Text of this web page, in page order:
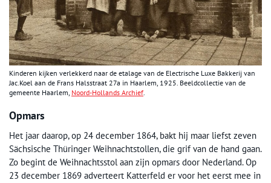
Kinderen kijken verlekkerd naar de etalage van de Electrische Luxe Bakkerij van
Jac.Koel aan de Frans Halsstraat 27a in Haarlem, 1925. Beeldcollectie van de
gemeente Haarlem, Noord-Hollands Archief
Opmars
Het jaar daarop, op 24 december 1864, bakt hij maar liefst zeven
Sächsische Thüringer Weihnachtstollen, die grif van de hand gaan.
Zo begint de Weihnachtsstol aan zijn opmars door Nederland. Op
23 december 1869 adverteert Katterfeld er voor het eerst mee in